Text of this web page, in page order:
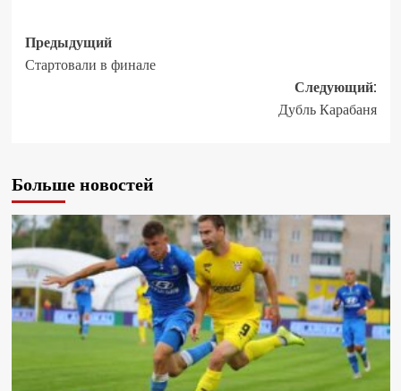
Предыдущий
Стартовали в финале
Следующий:
Дубль Карабаня
Больше новостей